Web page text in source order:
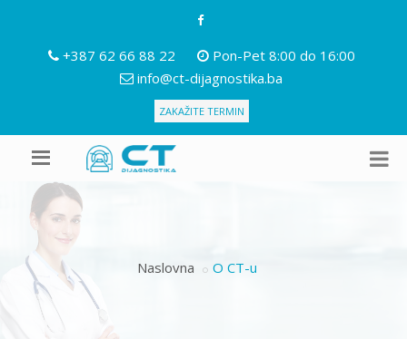
+387 62 66 88 22
Pon-Pet 8:00 do 16:00
info@ct-dijagnostika.ba
ZAKAŽITE TERMIN
Naslovna O CT-u